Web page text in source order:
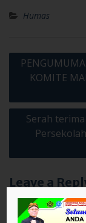
Humas
Post
navigation
KOMITE
Serah
Leave a
Your email
marked*